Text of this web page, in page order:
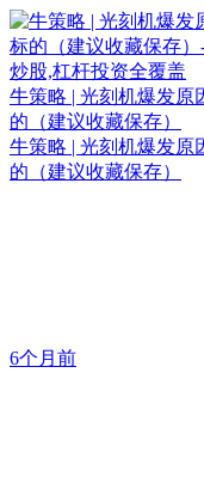
牛策略 | 光刻机爆发原
的（建议收藏保存）
牛策略 | 光刻机爆发原
的（建议收藏保存）
6个月前